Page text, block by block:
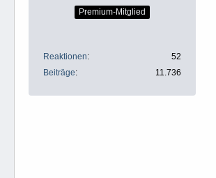
Premium-Mitglied
Reaktionen
52
Beiträge
11.736